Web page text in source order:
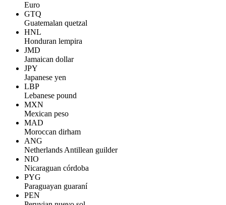
Euro
GTQ
Guatemalan quetzal
HNL
Honduran lempira
JMD
Jamaican dollar
JPY
Japanese yen
LBP
Lebanese pound
MXN
Mexican peso
MAD
Moroccan dirham
ANG
Netherlands Antillean guilder
NIO
Nicaraguan córdoba
PYG
Paraguayan guaraní
PEN